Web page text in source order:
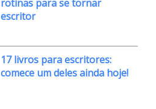
rotinas para se tornar
escritor
17 livros para escritores:
comece um deles ainda hoje!